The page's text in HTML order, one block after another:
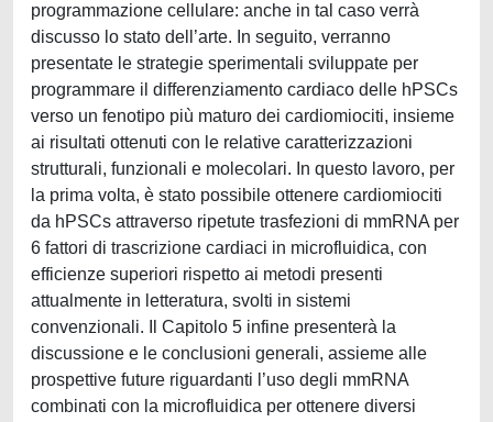
programmazione cellulare: anche in tal caso verrà
discusso lo stato dell’arte. In seguito, verranno
presentate le strategie sperimentali sviluppate per
programmare il differenziamento cardiaco delle hPSCs
verso un fenotipo più maturo dei cardiomiociti, insieme
ai risultati ottenuti con le relative caratterizzazioni
strutturali, funzionali e molecolari. In questo lavoro, per
la prima volta, è stato possibile ottenere cardiomiociti
da hPSCs attraverso ripetute trasfezioni di mmRNA per
6 fattori di trascrizione cardiaci in microfluidica, con
efficienze superiori rispetto ai metodi presenti
attualmente in letteratura, svolti in sistemi
convenzionali. Il Capitolo 5 infine presenterà la
discussione e le conclusioni generali, assieme alle
prospettive future riguardanti l’uso degli mmRNA
combinati con la microfluidica per ottenere diversi